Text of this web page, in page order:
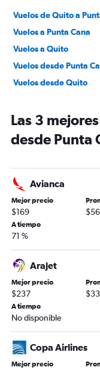
Vuelos de Quito a
Vuelos a Punta Cana
Vuelos a Quito
Vuelos desde Punta
Vuelos desde Quito
Las 3
desde Punta
Avianca
Mejor precio
$169
A tiempo
71 %
Arajet
Mejor precio
$237
A tiempo
No disponible
Copa Airlines
Mejor precio